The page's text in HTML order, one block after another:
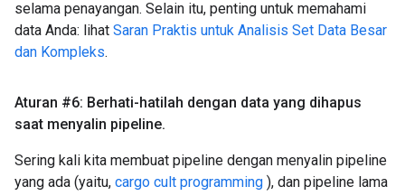
selama penayangan. Selain itu, penting untuk memahami
data Anda: lihat Saran Praktis untuk Analisis Set Data Besar
dan Kompleks.
Aturan #6: Berhati-hatilah dengan data yang dihapus
saat menyalin pipeline.
Sering kali kita membuat pipeline dengan menyalin pipeline
yang ada (yaitu, cargo cult programming ), dan pipeline lama